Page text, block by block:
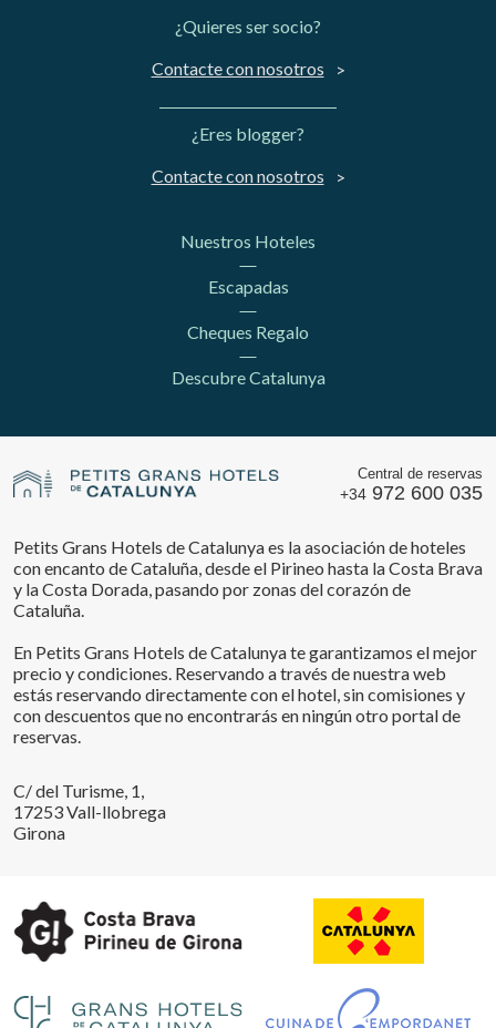
¿Quieres ser socio?
Contacte con nosotros
¿Eres blogger?
Contacte con nosotros
Nuestros Hoteles
Escapadas
Cheques Regalo
Descubre Catalunya
Central de reservas
+34 972 600 035
Petits Grans Hotels de Catalunya es la asociación de hoteles
con encanto de Cataluña, desde el Pirineo hasta la Costa Brava
y la Costa Dorada, pasando por zonas del corazón de
Cataluña.
En Petits Grans Hotels de Catalunya te garantizamos el mejor
precio y condiciones. Reservando a través de nuestra web
estás reservando directamente con el hotel, sin comisiones y
con descuentos que no encontrarás en ningún otro portal de
reservas.
C/ del Turisme, 1,
17253 Vall-llobrega
Girona